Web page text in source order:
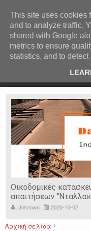
Κατερίνα
Οικοδομικές
απαιτήσεων
Unknown 2020-10-02
Αρχική σελίδα
ΚΕΝΤΡΙΚΗ ΑΝΑ
ΕΙΔΗΣΕΙΣ ΑΝΑ
ΠΡΟΣΦΑΤΑ ΝΕΑ
Ν. ΣΕΡΡΩΝ Η ΓΗ ΜΑΣ
ΤΥΧΑΙΕΣ
Serres Racing Circuit
Panserraikos FC
Ikaroi B.C.
This site uses cookies
and to analyze traffic.
shared with Google
metrics to ensure
statistics, and to